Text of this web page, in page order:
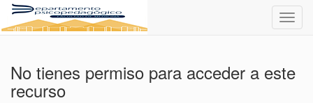
No tienes permiso para acceder a este
recurso